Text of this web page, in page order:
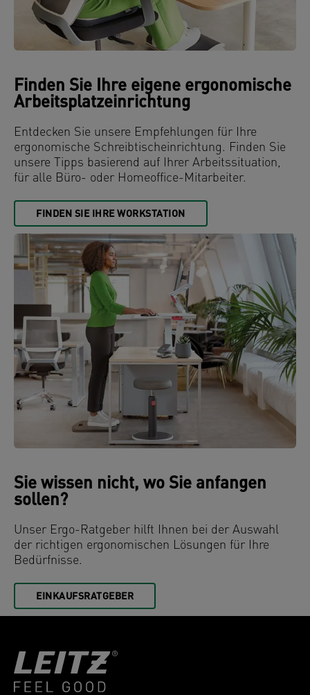
Finden Sie Ihre eigene ergonomische
Arbeitsplatzeinrichtung
Entdecken Sie unsere Empfehlungen für Ihre
ergonomische Schreibtischeinrichtung. Finden Sie
unsere Tipps basierend auf Ihrer Arbeitssituation,
für alle Büro- oder Homeoffice-Mitarbeiter.
FINDEN SIE IHRE WORKSTATION
Sie wissen nicht, wo Sie anfangen
sollen?
Unser Ergo-Ratgeber hilft Ihnen bei der Auswahl
der richtigen ergonomischen Lösungen für Ihre
Bedürfnisse.
EINKAUFSRATGEBER